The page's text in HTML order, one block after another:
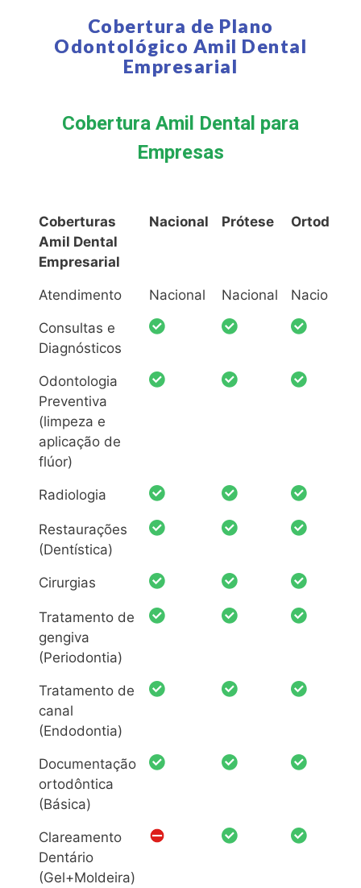
Cobertura de Plano
Odontológico Amil Dental
Empresarial
Cobertura Amil Dental para
Empresas
Coberturas
Amil Dental
Empresarial
Nacional Prótese
Coberturas
Empresarial
Nacional Prótese
Atendimento Nacional Nacional Nacional
Consultas e
Diagnósticos
Odontologia
Preventiva
(limpeza e
aplicação de
flúor)
Radiologia
Restaurações
(Dentística)
Cirurgias
Tratamento de
gengiva
(Periodontia)
Tratamento de
canal
(Endodontia)
Documentação
ortodôntica
(Básica)
Clareamento
Dentário
(Gel+Moldeira)